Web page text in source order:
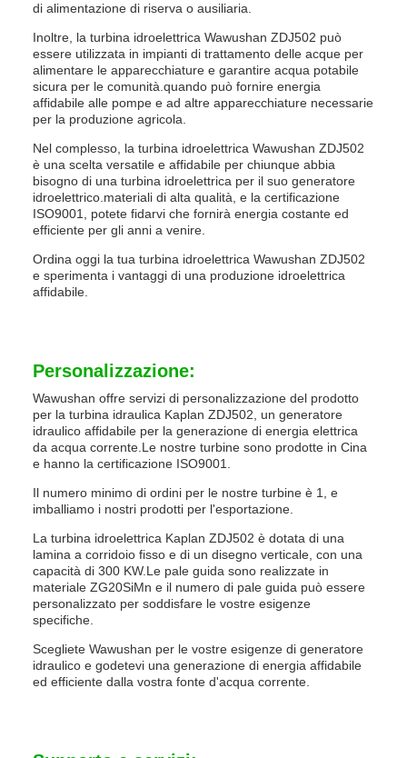
di alimentazione di riserva o ausiliaria.
Inoltre, la turbina idroelettrica Wawushan ZDJ502 può
essere utilizzata in impianti di trattamento delle acque per
alimentare le apparecchiature e garantire acqua potabile
sicura per le comunità.quando può fornire energia
affidabile alle pompe e ad altre apparecchiature necessarie
per la produzione agricola.
Nel complesso, la turbina idroelettrica Wawushan ZDJ502
è una scelta versatile e affidabile per chiunque abbia
bisogno di una turbina idroelettrica per il suo generatore
idroelettrico.materiali di alta qualità, e la certificazione
ISO9001, potete fidarvi che fornirà energia costante ed
efficiente per gli anni a venire.
Ordina oggi la tua turbina idroelettrica Wawushan ZDJ502
e sperimenta i vantaggi di una produzione idroelettrica
affidabile.
Personalizzazione:
Wawushan offre servizi di personalizzazione del prodotto
per la turbina idraulica Kaplan ZDJ502, un generatore
idraulico affidabile per la generazione di energia elettrica
da acqua corrente.Le nostre turbine sono prodotte in Cina
e hanno la certificazione ISO9001.
Il numero minimo di ordini per le nostre turbine è 1, e
imballiamo i nostri prodotti per l'esportazione.
La turbina idroelettrica Kaplan ZDJ502 è dotata di una
lamina a corridoio fisso e di un disegno verticale, con una
capacità di 300 KW.Le pale guida sono realizzate in
materiale ZG20SiMn e il numero di pale guida può essere
personalizzato per soddisfare le vostre esigenze
specifiche.
Scegliete Wawushan per le vostre esigenze di generatore
idraulico e godetevi una generazione di energia affidabile
ed efficiente dalla vostra fonte d'acqua corrente.